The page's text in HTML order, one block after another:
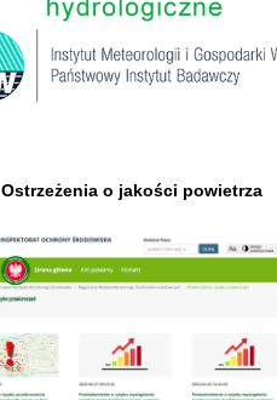
Ostrzeżenia o jakości powietrza